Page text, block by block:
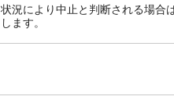
状況により中止と判断される場合
します。